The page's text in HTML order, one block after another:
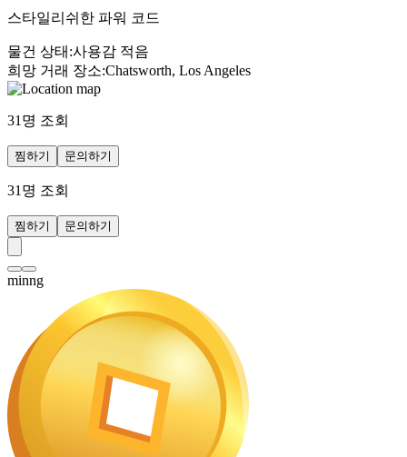
스타일리쉬한 파워 코드
물건 상태 :사용감 적음
희망 거래 장소:Chatsworth, Los Angeles
31 명 조회
찜하기 문의하기
31 명 조회
찜하기 문의하기
minng